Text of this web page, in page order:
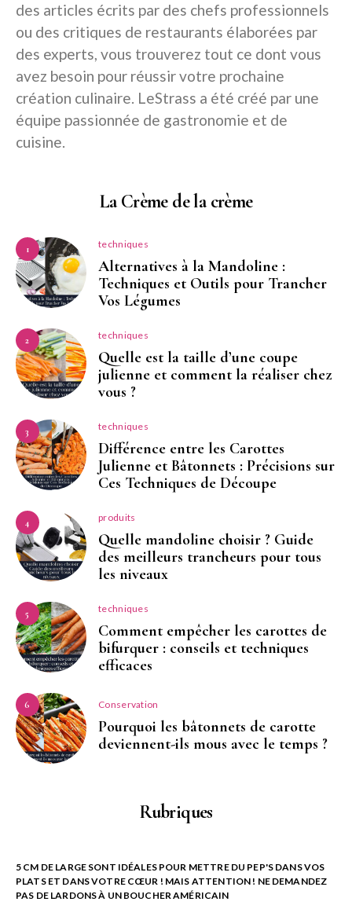
des articles écrits par des chefs professionnels
ou des critiques de restaurants élaborées par
des experts, vous trouverez tout ce dont vous
avez besoin pour réussir votre prochaine
création culinaire. LeStrass a été créé par une
équipe passionnée de gastronomie et de
cuisine.
La Crème de la crème
1 techniques
Alternatives à la Mandoline :
Techniques et Outils pour Trancher
Vos Légumes
2 techniques
Quelle est la taille d’une coupe
julienne et comment la réaliser chez
vous ?
3 techniques
Différence entre les Carottes
Julienne et Bâtonnets : Précisions sur
Ces Techniques de Découpe
4 produits
Quelle mandoline choisir ? Guide
des meilleurs trancheurs pour tous
les niveaux
5 techniques
Comment empêcher les carottes de
bifurquer : conseils et techniques
efficaces
6 Conservation
Pourquoi les bâtonnets de carotte
deviennent-ils mous avec le temps ?
Rubriques
5 CM DE LARGE SONT IDÉALES POUR METTRE DU PEP'S DANS VOS
PLATS ET DANS VOTRE CŒUR ! MAIS ATTENTION ! NE DEMANDEZ
PAS DE LARDONS À UN BOUCHER AMÉRICAIN